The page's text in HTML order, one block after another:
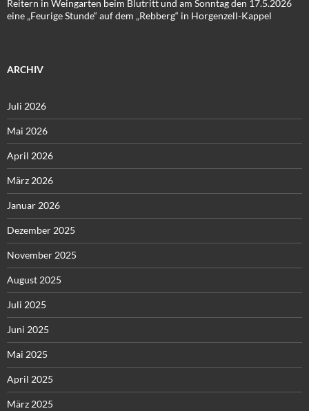
Reitern in Weingarten beim Blutritt und am Sonntag den 17.5.2026
eine „Feurige Stunde“ auf dem „Rebberg“ in Horgenzell-Kappel
ARCHIV
Juli 2026
Mai 2026
April 2026
März 2026
Januar 2026
Dezember 2025
November 2025
August 2025
Juli 2025
Juni 2025
Mai 2025
April 2025
März 2025